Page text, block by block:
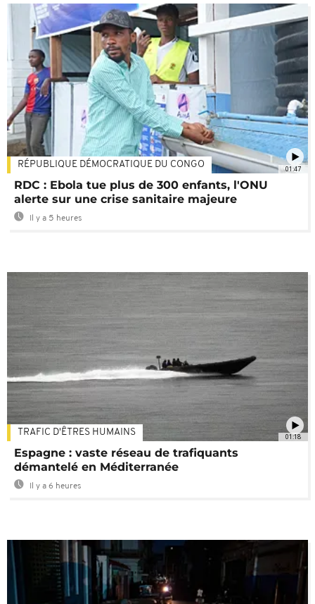
01:47
RÉPUBLIQUE DÉMOCRATIQUE DU CONGO
RDC : Ebola tue plus de 300 enfants, l'ONU
alerte sur une crise sanitaire majeure
Il y a 5 heures
01:18
TRAFIC D'ÊTRES HUMAINS
Espagne : vaste réseau de trafiquants
démantelé en Méditerranée
Il y a 6 heures